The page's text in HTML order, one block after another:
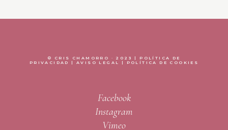
© CRIS CHAMORRO · 2023 | POLÍTICA DE
PRIVACIDAD
| AVISO LEGAL | POLÍTICA DE COOKIES
Facebook
Instagram
Vimeo